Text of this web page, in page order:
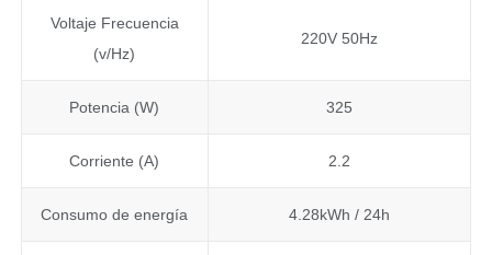
Voltaje Frecuencia
(v/Hz)
220V 50Hz
Potencia (W) 325
Corriente (A) 2.2
Consumo de energía 4.28kWh / 24h